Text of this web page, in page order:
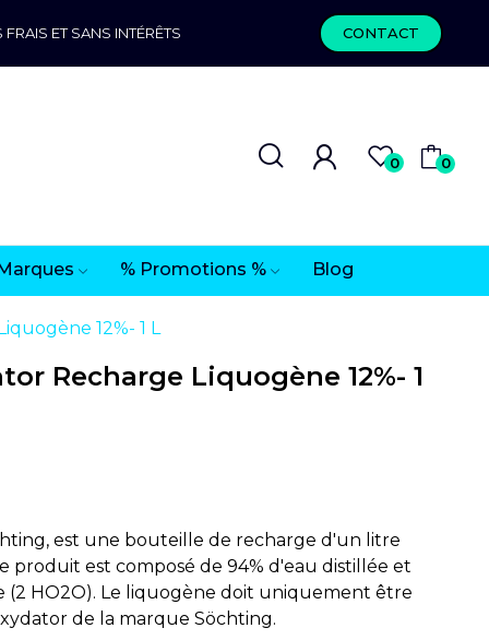
ET SANS INTÉRÊTS CONTACT
0 0
% Promotions % Blog
12%- 1 L
Recharge Liquogène 12%- 1
est une bouteille de recharge d'un litre
produit est composé de 94% d'eau distillée et
(2 HO2O). Le liquogène doit uniquement être
de la marque Söchting.